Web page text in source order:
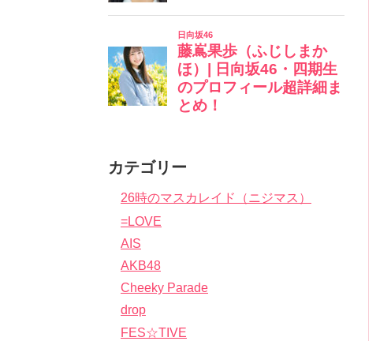
カテゴリー
26時のマスカレイド（ニジマス）
=LOVE
AIS
AKB48
Cheeky Parade
drop
FES☆TIVE